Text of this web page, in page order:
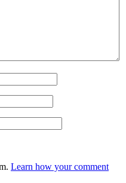
Learn how your comment